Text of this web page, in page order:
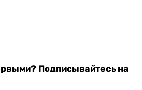
Подписывайтесь на